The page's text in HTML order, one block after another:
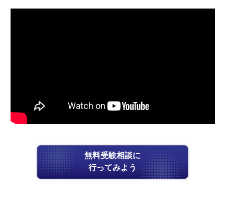
無料受験相談に
行ってみよう